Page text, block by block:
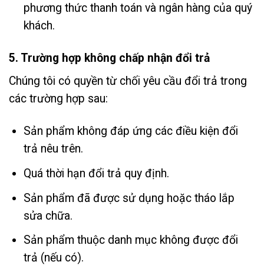
phương thức thanh toán và ngân hàng của quý
khách.
5. Trường hợp không chấp nhận đổi trả
Chúng tôi có quyền từ chối yêu cầu đổi trả trong
các trường hợp sau:
Sản phẩm không đáp ứng các điều kiện đổi
trả nêu trên.
Quá thời hạn đổi trả quy định.
Sản phẩm đã được sử dụng hoặc tháo lắp
sửa chữa.
Sản phẩm thuộc danh mục không được đổi
trả (nếu có).